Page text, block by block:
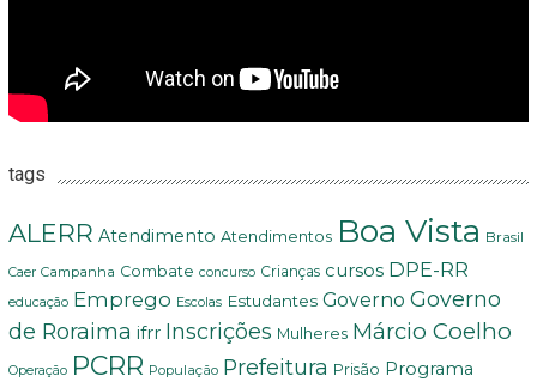
tags
ALERR Atendimento Atendimentos Boa Vista Brasil
Caer Campanha Combate concurso Crianças cursos DPE-RR
educação Emprego Escolas Estudantes Governo Governo
de Roraima ifrr Inscrições Mulheres Márcio Coelho
Operação PCRR População Prefeitura Prisão Programa